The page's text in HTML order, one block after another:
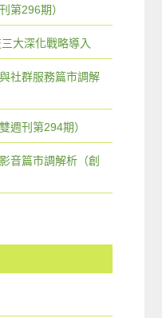
第296期）
大深化戰略導入
社群服務篇市調解
週刊第294期）
音篇市調解析（創